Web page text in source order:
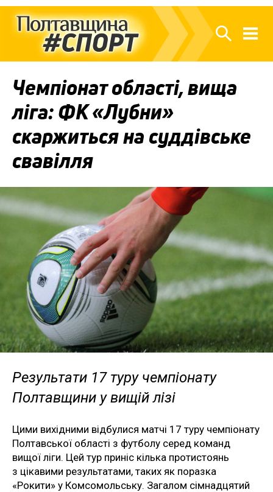
Чемпіонат області, вища
ліга: ФК «Лубни»
скаржиться на суддівське
свавілля
Результати 17 туру чемпіонату
Полтавщини у вищій лізі
Цими вихідними відбулися матчі 17 туру чемпіонату
Полтавської області з футболу серед команд
вищої ліги. Цей тур приніс кілька протистоянь
з цікавими результатами, таких як поразка
«Рокити» у Комсомольську. Загалом сімнадцятий